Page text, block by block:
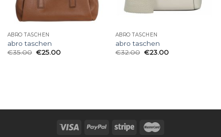
ABRO TASCHEN
abro taschen
€35.00 €25.00
ABRO TASCHEN
abro taschen
€32.00 €23.00